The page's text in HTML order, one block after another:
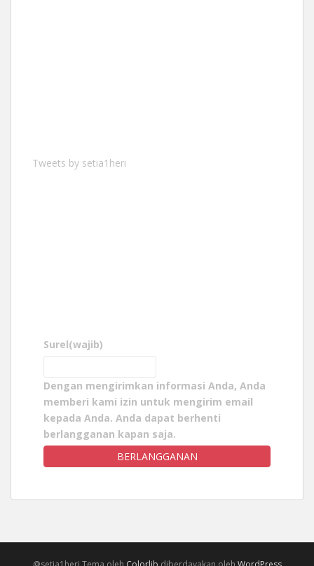
Tweets by setia1heri
Surel(wajib)
Dengan mengirimkan informasi Anda, Anda
memberi kami izin untuk mengirim email
kepada Anda. Anda dapat berhenti
berlangganan kapan saja.
BERLANGGANAN